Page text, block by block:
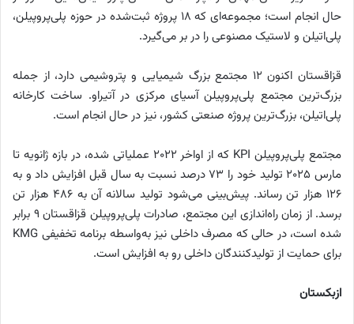
حال انجام است؛ مجموعه‌ای که ۱۸ پروژه ثبت‌شده در حوزه پلی‌پروپیلن،
پلی‌اتیلن و لاستیک مصنوعی را در بر می‌گیرد.
قزاقستان اکنون ۱۲ مجتمع بزرگ شیمیایی و پتروشیمی دارد، از جمله
بزرگ‌ترین مجتمع پلی‌پروپیلن آسیای مرکزی در آتیراو. ساخت کارخانه
پلی‌اتیلن، بزرگ‌ترین پروژه صنعتی کشور، نیز در حال انجام است.
مجتمع پلی‌پروپیلن KPI که از اواخر ۲۰۲۲ عملیاتی شده، در بازه ژانویه تا
مارس ۲۰۲۵ تولید خود را ۷۳ درصد نسبت به سال قبل افزایش داد و به
۱۲۶ هزار تن رساند. پیش‌بینی می‌شود تولید سالانه آن به ۴۸۶ هزار تن
برسد. از زمان راه‌اندازی این مجتمع، صادرات پلی‌پروپیلن قزاقستان ۹ برابر
شده است، در حالی که مصرف داخلی نیز به‌واسطه برنامه تخفیفی KMG
برای حمایت از تولیدکنندگان داخلی رو به افزایش است.
ازبکستان